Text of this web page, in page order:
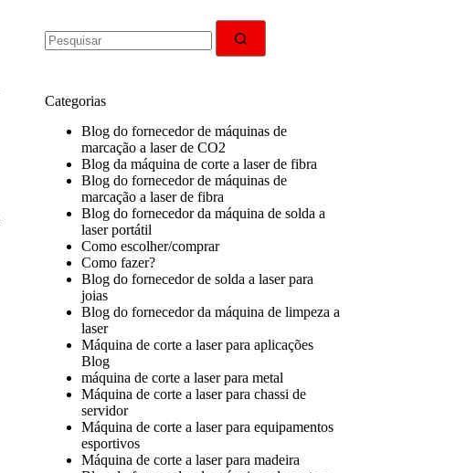
resultados
Categorias
Blog do fornecedor de máquinas de
marcação a laser de CO2
Blog da máquina de corte a laser de fibra
Blog do fornecedor de máquinas de
marcação a laser de fibra
Blog do fornecedor da máquina de solda a
laser portátil
Como escolher/comprar
Como fazer?
Blog do fornecedor de solda a laser para
joias
Blog do fornecedor da máquina de limpeza a
laser
Máquina de corte a laser para aplicações
Blog
máquina de corte a laser para metal
Máquina de corte a laser para chassi de
servidor
Máquina de corte a laser para equipamentos
esportivos
Máquina de corte a laser para madeira